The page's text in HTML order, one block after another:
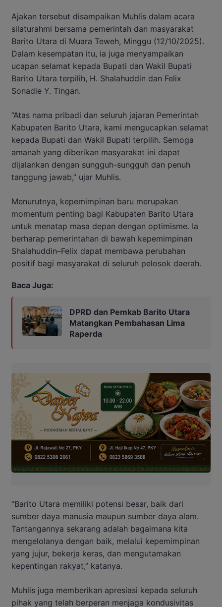
Ajakan tersebut disampaikan Muhlis dalam acara
silaturahmi bersama pemerintah dan masyarakat
Barito Utara di Muara Teweh, Minggu (12/10/2025).
Dalam kesempatan itu, ia juga menyampaikan
ucapan selamat kepada Bupati dan Wakil Bupati
Barito Utara terpilih, H. Shalahuddin dan Felix
Sonadie Y. Tingan.
“Atas nama pribadi dan seluruh jajaran Pemerintah
Kabupaten Barito Utara, kami mengucapkan selamat
kepada Bupati dan Wakil Bupati terpilih. Semoga
amanah yang diberikan masyarakat ini dapat
dijalankan dengan sungguh-sungguh dan penuh
tanggung jawab,” ujar Muhlis.
Menurutnya, kepemimpinan baru merupakan
momentum penting bagi Kabupaten Barito Utara
untuk menatap masa depan dengan optimisme. Ia
berharap pemerintahan di bawah kepemimpinan
Shalahuddin–Felix dapat membawa perubahan
positif bagi masyarakat di seluruh pelosok daerah.
Baca Juga:
DPRD dan Pemkab Barito Utara
Matangkan Pembahasan Lima
Raperda
“Barito Utara memiliki potensi besar, baik dari
sumber daya manusia maupun sumber daya alam.
Tantangannya sekarang adalah bagaimana kita
mengelolanya dengan baik, melalui kepemimpinan
yang jujur, bekerja keras, dan mengutamakan
kepentingan rakyat,” katanya.
Muhlis juga memberikan apresiasi kepada seluruh
pihak yang telah berperan menjaga kondusivitas